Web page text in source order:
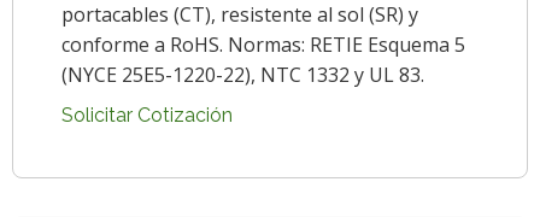
portacables (CT), resistente al sol (SR) y
conforme a RoHS. Normas: RETIE Esquema 5
(NYCE 25E5-1220-22), NTC 1332 y UL 83.
Solicitar Cotización